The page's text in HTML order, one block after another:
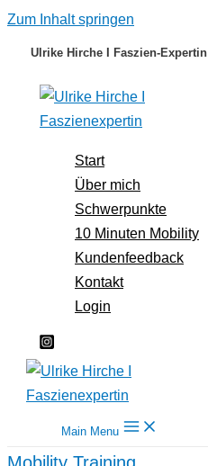
Zum Inhalt springen
Ulrike Hirche I Faszien-Expertin
Start
Über mich
Schwerpunkte
10 Minuten Mobility
Kundenfeedback
Kontakt
Login
Main Menu